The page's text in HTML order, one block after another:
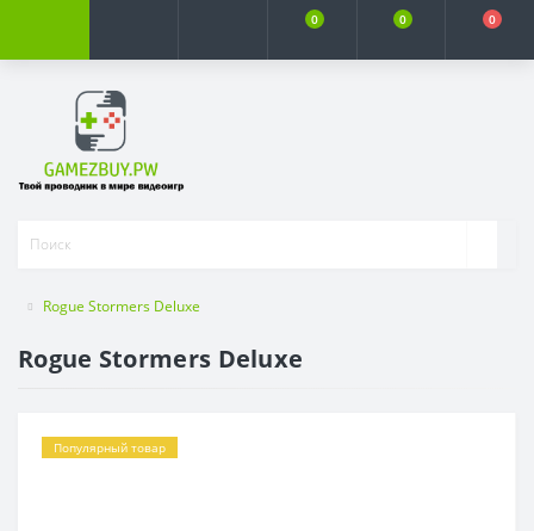
0 0 0
Rogue Stormers Deluxe
Rogue Stormers Deluxe
Популярный товар